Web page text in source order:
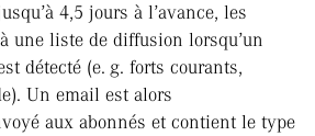
4,5 jours à l’avance, les
une liste de diffusion lorsqu’un
détecté (e. g. forts courants,
Un email est alors
aux abonnés et contient le type